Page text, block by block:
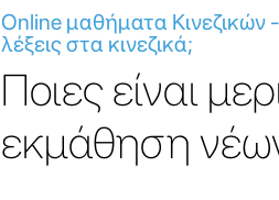
Online μαθήματα Κινεζικών
λέξεις στα κινεζικά;
Ποιες είναι
εκμάθηση